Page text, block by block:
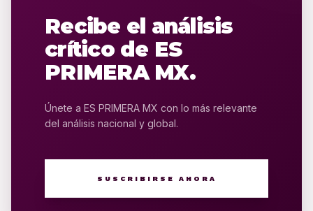
Recibe el análisis
crítico de ES
PRIMERA MX.
Únete a ES PRIMERA MX con lo más relevante
del análisis nacional y global.
SUSCRIBIRSE AHORA